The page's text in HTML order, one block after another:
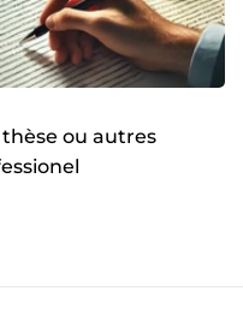
ou autres